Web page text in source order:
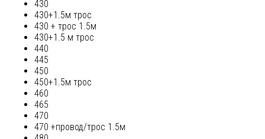
430
430+1.5м трос
430 + трос 1.5м
430+1.5 м трос
440
445
450
450+1.5м трос
460
465
470
470 +провод/трос 1.5м